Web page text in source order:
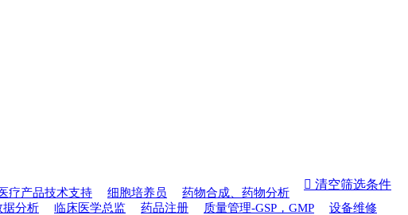
 清空筛选条件
医疗产品技术支持 细胞培养员
药物合成、药物分析
据分析 临床医学总监 药品注册 质量管理-GSP，GMP
设备维修